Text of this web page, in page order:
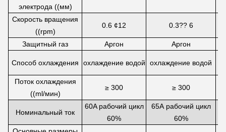
электрода ((мм)
Скорость вращения
((rpm)
0.6 ¢12 0.3?? 6
Защитный газ Аргон Аргон
Способ охлаждения охлаждение водой охлаждение водой
Поток охлаждения
((ml/мин)
≥ 300 ≥ 300
Номинальный ток
60A рабочий цикл
60%
65А рабочий цикл
60%